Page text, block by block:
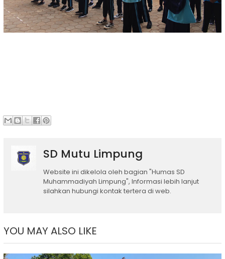
SD Mutu Limpung
Website ini dikelola oleh bagian "Humas SD
Muhammadiyah Limpung", Informasi lebih lanjut
silahkan hubungi kontak tertera di web.
YOU MAY ALSO LIKE